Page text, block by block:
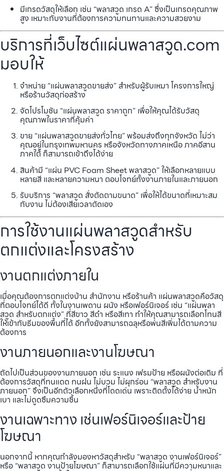
มีเกรดวัสดุให้เลือก เช่น “พลาสวูด เกรด A” ซึ่งเป็นเกรดคุณภาพ
สูง เหมาะกับงานที่ต้องการความทนทานและความสวยงาม
บริการที่เว็บไซต์แผ่นพลาสวูด.com
มอบให้
จำหน่าย “แผ่นพลาสวูดขายส่ง” สำหรับผู้รับเหมา โครงการใหญ่
หรือร้านวัสดุก่อสร้าง
จัดโปรโมชัน “แผ่นพลาสวูด ราคาถูก” เพื่อให้คุณได้รับวัสดุ
คุณภาพในราคาที่คุ้มค่า
ขาย “แผ่นพลาสวูดขายส่งทั่วไทย” พร้อมส่งถึงทุกจังหวัด ไม่ว่า
คุณอยู่ในกรุงเทพมหานคร หรือจังหวัดทางภาคเหนือ ภาคอีสาน
ภาคใต้ ก็สามารถเข้าถึงได้ง่าย
สินค้ามี “แผ่น PVC Foam Sheet พลาสวูด” ให้เลือกหลายแบบ
หลายสี และหลายความหนา ตอบโจทย์ทั้งงานภายในและภายนอก
รับบริการ “พลาสวูด สั่งตัดตามขนาด” เพื่อให้ได้ขนาดที่เหมาะสม
กับงาน ไม่ต้องเสียเวลาตัดเอง
การใช้งานแผ่นพลาสวูดสำหรับ
ตกแต่งและโครงสร้าง
งานตกแต่งภายใน
เมื่อคุณต้องการตกแต่งบ้าน สำนักงาน หรือร้านค้า แผ่นพลาสวูดคือวัสดุ
ที่ตอบโจทย์ได้ดี ทั้งในงานเพดาน ผนัง หรือเฟอร์นิเจอร์ เช่น “แผ่นพลา
สวูด สำหรับตกแต่ง” ที่สีขาว สีดำ หรือสีเทา ทำให้คุณสามารถเลือกโทนสี
ให้เข้ากับธีมของพื้นที่ได้ อีกทั้งยังสามารถฉลุหรือพ่นสีเพิ่มได้ตามความ
ต้องการ
งานภายนอกและงานโฆษณา
ถัดไปเป็นส่วนของงานภายนอก เช่น ระแนง เฟรมป้าย หรือผนังต่อเติม ที่
ต้องการวัสดุที่ทนแดด ทนฝน ไม่บวม ไม่ผุกร่อน “พลาสวูด สำหรับงาน
ภายนอก” จึงเป็นอีกตัวเลือกหนึ่งที่โดดเด่น เพราะติดตั้งได้ง่าย น้ำหนัก
เบา และไม่ดูดซึมความชื้น
งานเฉพาะทาง เช่นเฟอร์นิเจอร์และป้าย
โฆษณา
นอกจากนี้ หากคุณกำลังมองหาวัสดุสำหรับ “พลาสวูด งานเฟอร์นิเจอร์”
หรือ “พลาสวูด งานป้ายโฆษณา” ก็สามารถเลือกใช้แผ่นที่มีความหนาและ